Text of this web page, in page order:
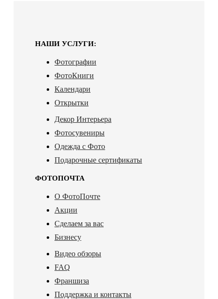
НАШИ УСЛУГИ:
Фотографии
ФотоКниги
Календари
Открытки
Декор Интерьера
Фотосувениры
Одежда с Фото
Подарочные сертификаты
ФОТОПОЧТА
О ФотоПочте
Акции
Сделаем за вас
Бизнесу
Видео обзоры
FAQ
Франшиза
Поддержка и контакты